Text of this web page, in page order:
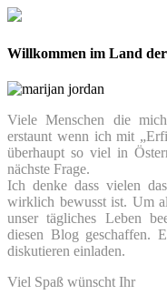
Willkommen im Land
Viele Menschen die
erstaunt wenn ich mit
überhaupt so viel in
nächste Frage.
Ich denke dass vielen
wirklich bewusst ist. Um
unser tägliches Leben
diesen Blog geschaffen.
diskutieren einladen.
Viel Spaß wünscht Ihr